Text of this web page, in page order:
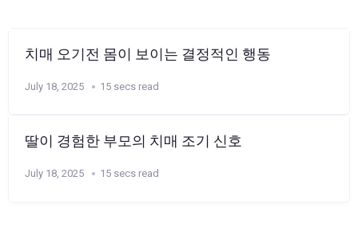
치매 오기전 몸이 보이는 결정적인 행동
July 18, 2025 15 secs read
딸이 경험한 부모의 치매 조기 신호
July 18, 2025 15 secs read